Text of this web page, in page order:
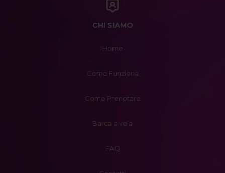
CHI SIAMO
Home
Come Funziona
Come Prenotare
Barca a vela
FAQ